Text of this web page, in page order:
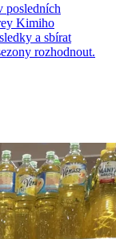
posledních
Kimiho
a sbírat
rozhodnout.